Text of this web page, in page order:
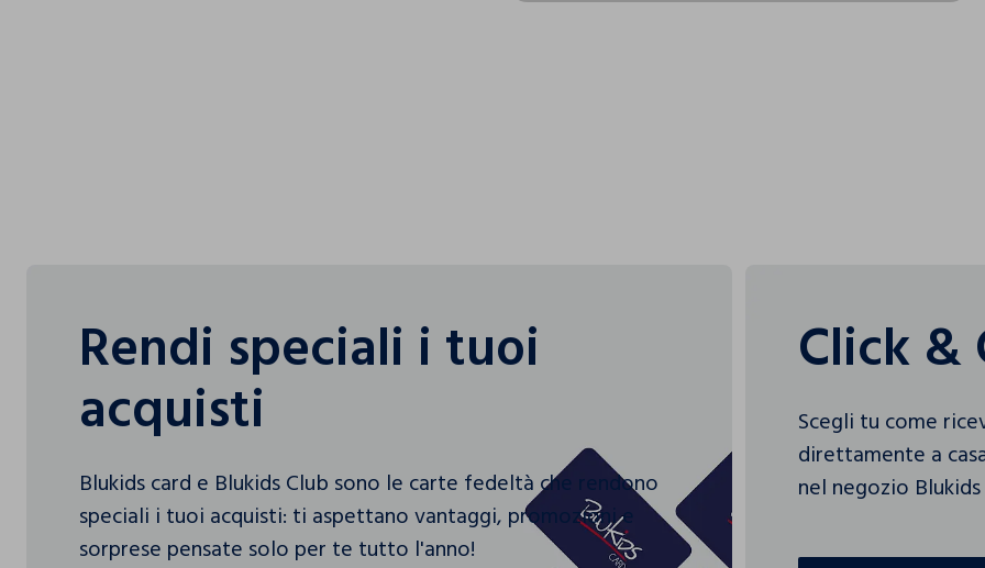
Rendi speciali i tuoi
acquisti
Blukids card e Blukids Club sono le carte fedeltà che rendono
speciali i tuoi acquisti: ti aspettano vantaggi, promozioni e
sorprese pensate solo per te tutto l'anno!
Click &
Scegli tu come
direttamente a
nel negozio